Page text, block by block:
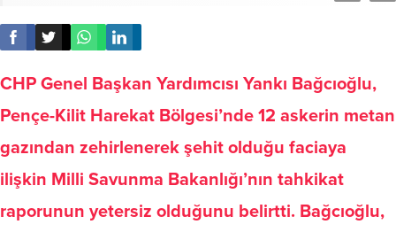
CHP Genel Başkan Yardımcısı Yankı Bağcıoğlu,
Pençe-Kilit Harekat Bölgesi’nde 12 askerin metan
gazından zehirlenerek şehit olduğu faciaya
ilişkin Milli Savunma Bakanlığı’nın tahkikat
raporunun yetersiz olduğunu belirtti. Bağcıoğlu,